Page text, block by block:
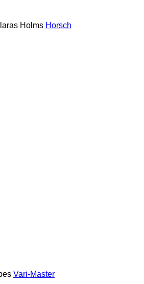
Holms Horsch
Vari-Master